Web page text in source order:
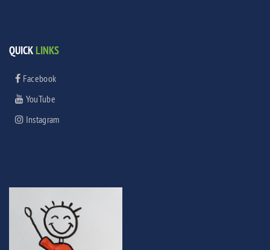
QUICKLINKS
Facebook
YouTube
Instagram